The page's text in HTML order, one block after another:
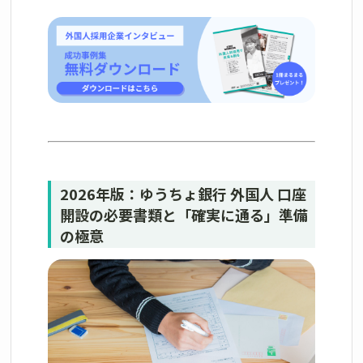
2026年版：ゆうちょ銀行 外国人 口座
開設の必要書類と「確実に通る」準備
の極意